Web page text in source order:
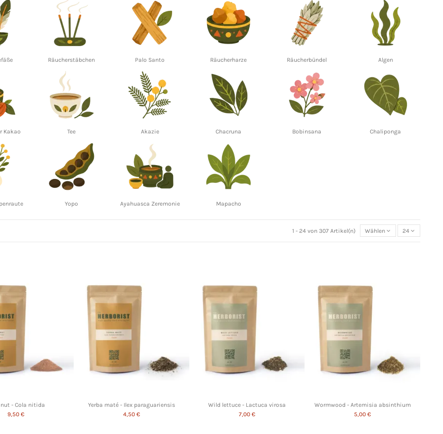
Räucherstäbchen Palo Santo Räucherharze Räucherbündel Algen
Kakao Tee Akazie Chacruna Bobinsana Chaliponga
Yopo Ayahuasca Zeremonie Mapacho
1 - 24 von 307 Artikel(n) Wählen 24
- Cola nitida
9,50 €
Yerba maté - Ilex paraguariensis
4,50 €
Wild lettuce - Lactuca virosa
7,00 €
Wormwood - Artemisia absinthium
5,00 €